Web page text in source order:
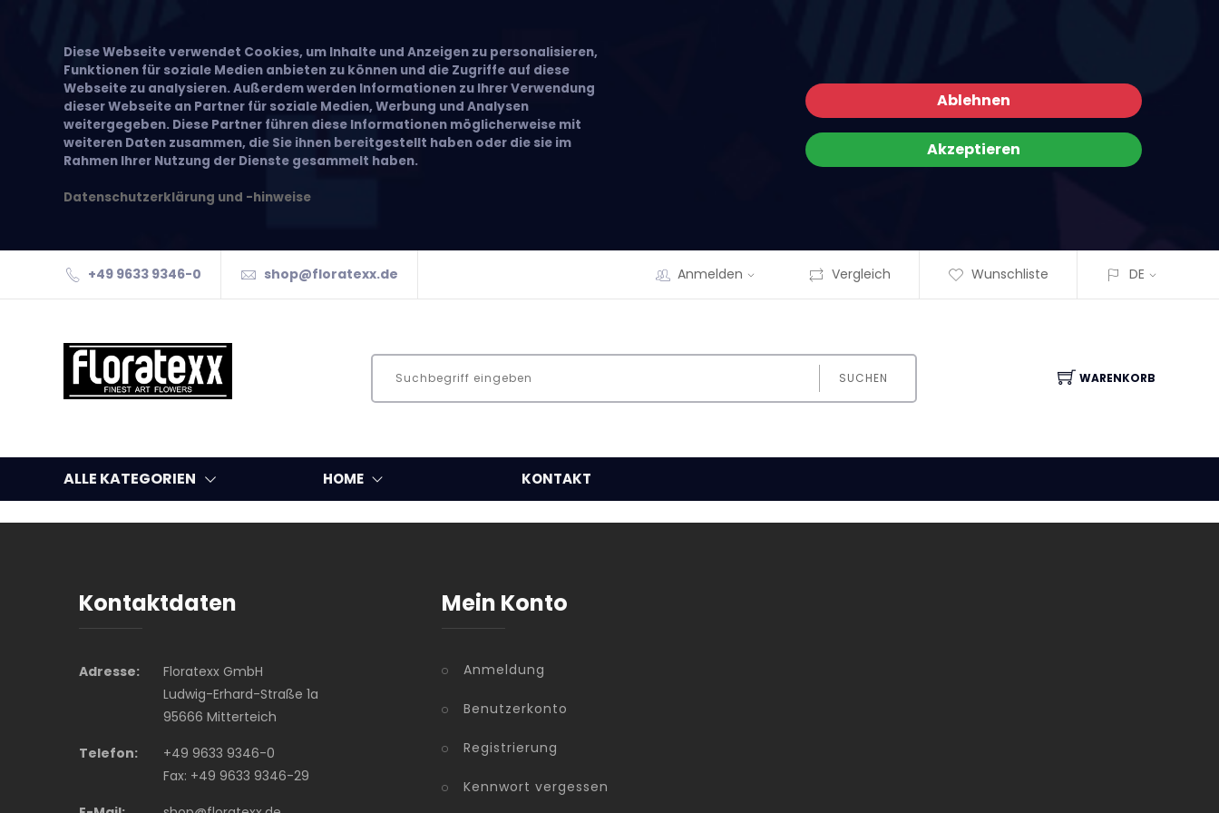
Diese Webseite verwendet Cookies, um Inhalte und Anzeigen zu personalisieren,
Funktionen für soziale Medien anbieten zu können und die Zugriffe auf diese
Webseite zu analysieren. Außerdem werden Informationen zu Ihrer Verwendung
dieser Webseite an Partner für soziale Medien, Werbung und Analysen
weitergegeben. Diese Partner führen diese Informationen möglicherweise mit
weiteren Daten zusammen, die Sie ihnen bereitgestellt haben oder die sie im
Rahmen Ihrer Nutzung der Dienste gesammelt haben.
Datenschutzerklärung und -hinweise
Ablehnen
Akzeptieren
+49 9633 9346-0 shop@floratexx.de Anmelden Vergleich Wunschliste DE
SUCHEN WARENKORB
ALLE KATEGORIEN HOME KONTAKT
Kontaktdaten
Adresse:
Floratexx GmbH
Ludwig-Erhard-Straße 1a
95666 Mitterteich
Telefon:
+49 9633 9346-0
Fax: +49 9633 9346-29
Mein Konto
Anmeldung
Benutzerkonto
Registrierung
Kennwort vergessen